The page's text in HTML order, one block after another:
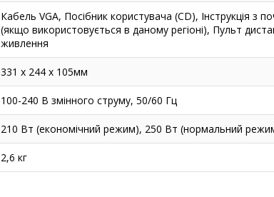
Кабель VGA, Посібник користувача (CD), Інструкція з
(якщо використовується в даному регіоні), Пульт
живлення
331 x 244 x 105мм
100-240 В змінного струму, 50/60 Гц
210 Вт (економічний режим), 250 Вт (нормальний
2,6 кг